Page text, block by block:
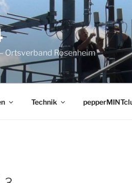
Ortsverband Rosenheim
Technik